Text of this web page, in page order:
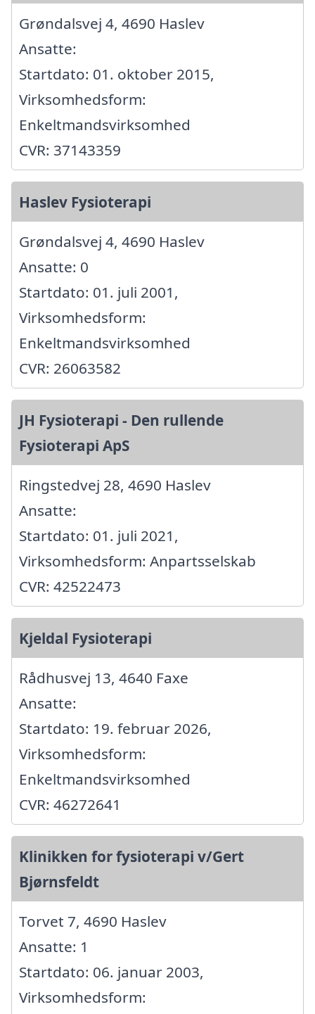
Grøndalsvej 4, 4690 Haslev
Ansatte:
Startdato: 01. oktober 2015,
Virksomhedsform:
Enkeltmandsvirksomhed
CVR: 37143359
Haslev Fysioterapi
Grøndalsvej 4, 4690 Haslev
Ansatte: 0
Startdato: 01. juli 2001,
Virksomhedsform:
Enkeltmandsvirksomhed
CVR: 26063582
JH Fysioterapi - Den rullende
Fysioterapi ApS
Ringstedvej 28, 4690 Haslev
Ansatte:
Startdato: 01. juli 2021,
Virksomhedsform: Anpartsselskab
CVR: 42522473
Kjeldal Fysioterapi
Rådhusvej 13, 4640 Faxe
Ansatte:
Startdato: 19. februar 2026,
Virksomhedsform:
Enkeltmandsvirksomhed
CVR: 46272641
Klinikken for fysioterapi v/Gert
Bjørnsfeldt
Torvet 7, 4690 Haslev
Ansatte: 1
Startdato: 06. januar 2003,
Virksomhedsform: